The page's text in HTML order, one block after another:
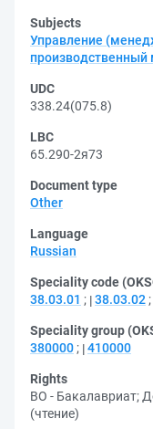
Subjects
Управление
UDC
338.24(075.8)
LBC
65.290-2я73
Document type
Other
Language
Russian
Speciality code
38.03.01 ; 38.03.02 ;
Speciality group
380000 ; 410000
Rights
ВО - Бакалавриат;
(чтение)